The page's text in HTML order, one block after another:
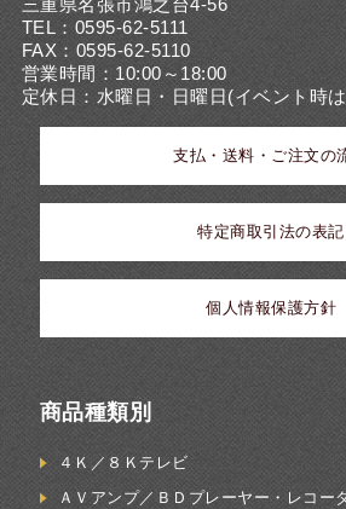
三重県名張市鴻之台4-56
TEL：0595-62-5111
FAX：0595-62-5110
営業時間：10:00～18:00
定休日：水曜日・日曜日(イベント時
支払・送料・ご注文の
特定商取引法の表記
個人情報保護方針
商品種類別
４Ｋ／８Ｋテレビ
ＡＶアンプ／ＢＤプレーヤー・レコー